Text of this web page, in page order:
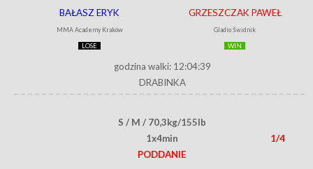
BAŁASZ ERYK
MMA Academy Kraków
LOSE
GRZESZCZAK PAWEŁ
Gladio Świdnik
WIN
godzina walki: 12:04:39
DRABINKA
S / M / 70,3kg/155lb
1x4min
1/4
PODDANIE